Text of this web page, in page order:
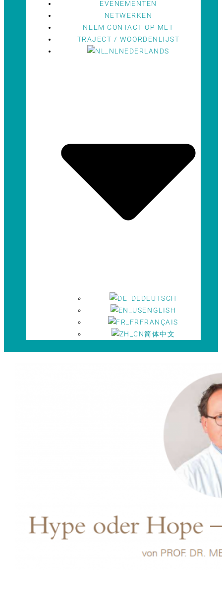
EVENEMENTEN
NETWERKEN
NEEM CONTACT OP MET
TRAJECT / WOORDENLIJST
NEDERLANDS
DEUTSCH
ENGLISH
FRANÇAIS
简体中文